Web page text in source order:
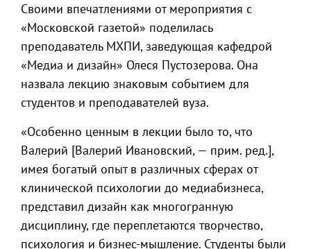
Своими впечатлениями от мероприятия с
«Московской газетой» поделилась
преподаватель МХПИ, заведующая кафедрой
«Медиа и дизайн» Олеся Пустозерова. Она
назвала лекцию знаковым событием для
студентов и преподавателей вуза.
«Особенно ценным в лекции было то, что
Валерий [Валерий Ивановский, — прим. ред.],
имея богатый опыт в различных сферах от
клинической психологии до медиабизнеса,
представил дизайн как многогранную
дисциплину, где переплетаются творчество,
психология и бизнес-мышление. Студенты были